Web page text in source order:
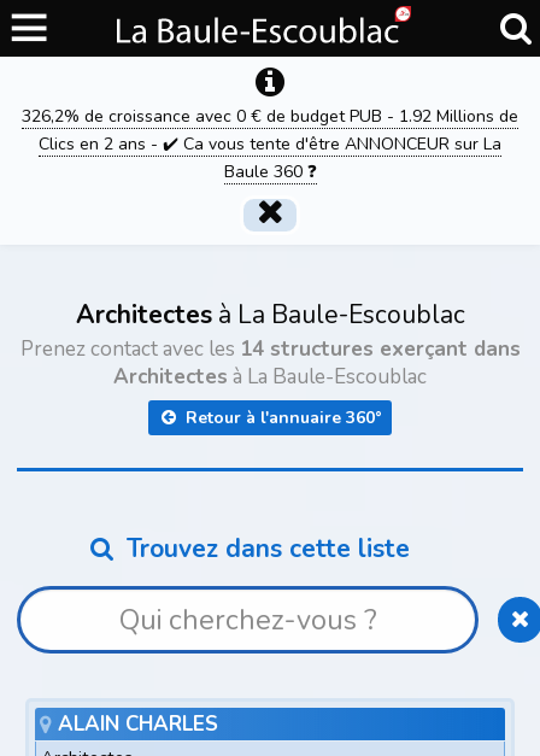
326,2% de croissance avec 0 € de budget PUB - 1.92 Millions de
Clics en 2 ans - ✔️ Ca vous tente d'être ANNONCEUR sur La
Baule 360 ❓
Architectesà La Baule-Escoublac
Prenez contact avec les 14 structures exerçant dans
Architectes à La Baule-Escoublac
Retour à l'annuaire 360°
Trouvez dans cette liste
ALAIN CHARLES